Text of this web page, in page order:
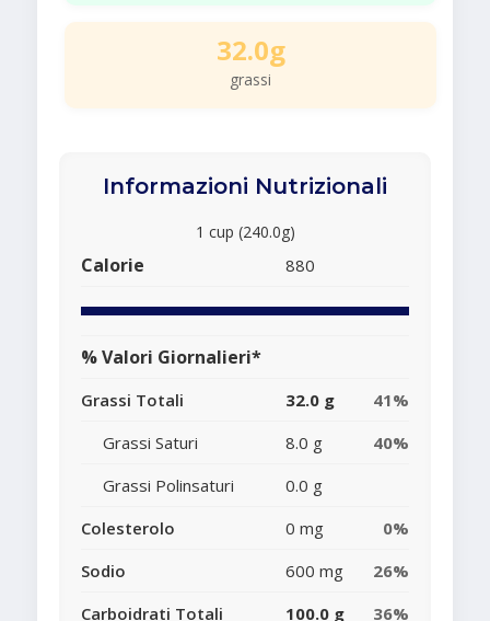
32.0g
grassi
Informazioni Nutrizionali
1 cup (240.0g)
Calorie 880
% Valori Giornalieri*
Grassi Totali 32.0 g
41%
Grassi Saturi
8.0 g
40%
Grassi Polinsaturi
0.0 g
Colesterolo
0 mg
0%
Sodio
600 mg
26%
Carboidrati Totali
100.0 g 36%